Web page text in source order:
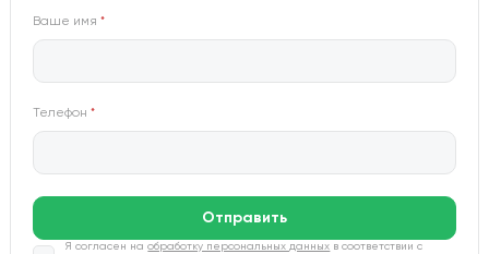
Ваше имя*
Телефон*
Отправить
Я согласен наобработку персональных данных в соответствии с